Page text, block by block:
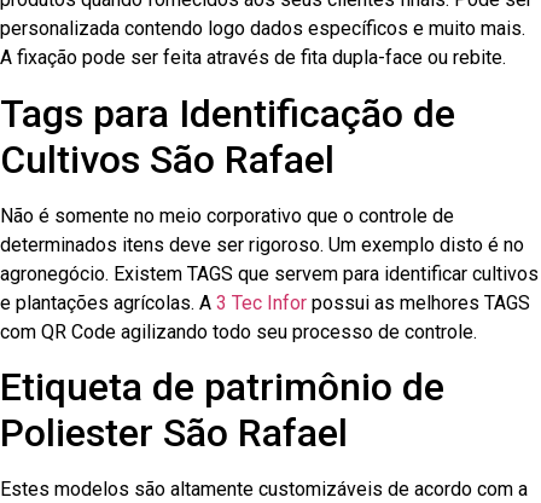
personalizada contendo logo dados específicos e muito mais.
A fixação pode ser feita através de fita dupla-face ou rebite.
Tags para Identificação de
Cultivos São Rafael
Não é somente no meio corporativo que o controle de
determinados itens deve ser rigoroso. Um exemplo disto é no
agronegócio. Existem TAGS que servem para identificar cultivos
e plantações agrícolas. A 3 Tec Infor possui as melhores TAGS
com QR Code agilizando todo seu processo de controle.
Etiqueta de patrimônio de
Poliester São Rafael
Estes modelos são altamente customizáveis de acordo com a